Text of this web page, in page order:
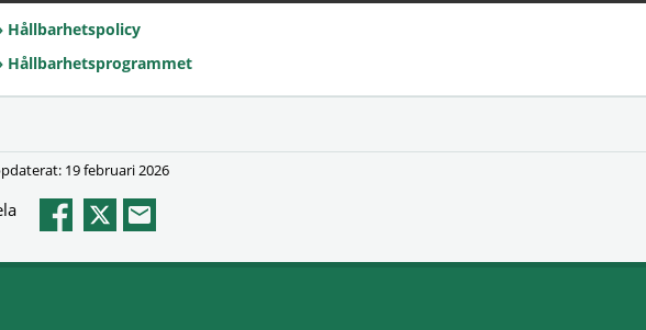
Hållbarhetspolicy
Hållbarhetsprogrammet
19 februari 2026